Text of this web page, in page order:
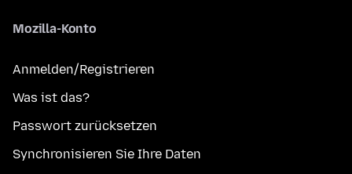
Mozilla-Konto
Anmelden/Registrieren
Was ist das?
Passwort zurücksetzen
Synchronisieren Sie Ihre Daten